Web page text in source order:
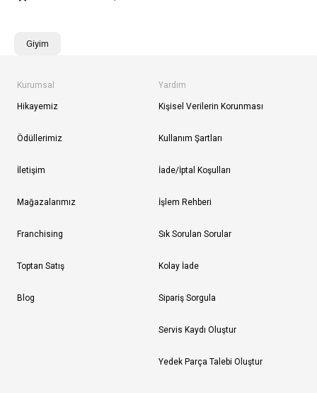
Giyim
Kurumsal
Hikayemiz
Ödüllerimiz
İletişim
Mağazalarımız
Franchising
Toptan Satış
Blog
Yardım
Kişisel Verilerin Korunması
Kullanım Şartları
İade/İptal Koşulları
İşlem Rehberi
Sık Sorulan Sorular
Kolay İade
Sipariş Sorgula
Servis Kaydı Oluştur
Yedek Parça Talebi Oluştur